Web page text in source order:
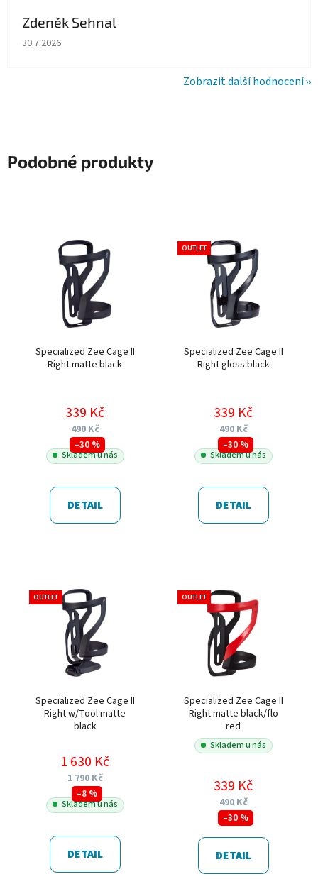
Zdeněk Sehnal
Hodnocení obchodu je 5 z 5 hvězdiček.
30.7.2026
Zobrazit další hodnocení
Podobné produkty
Specialized Zee Cage II
Right matte black
339 Kč
490 Kč
–30 %
Skladem u nás
DETAIL
OUTLET
Specialized Zee Cage II
Right gloss black
339 Kč
490 Kč
–30 %
Skladem u nás
DETAIL
OUTLET
Specialized Zee Cage II
Right w/Tool matte
black
1 630 Kč
1 790 Kč
–8 %
Skladem u nás
DETAIL
OUTLET
Specialized Zee Cage II
Right matte black/flo
red
Skladem u nás
339 Kč
490 Kč
–30 %
DETAIL